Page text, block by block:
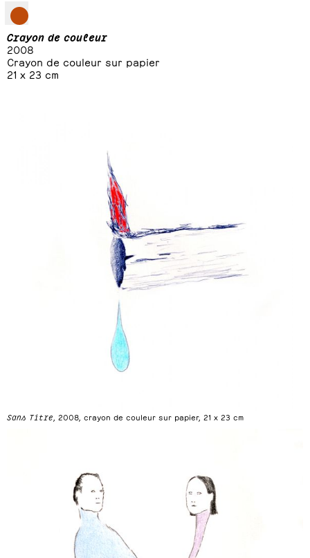
Crayon de couleur
2008
Crayon de couleur sur papier
21 x 23 cm
Sans Titre, 2008, crayon de couleur sur papier, 21 x 23 cm